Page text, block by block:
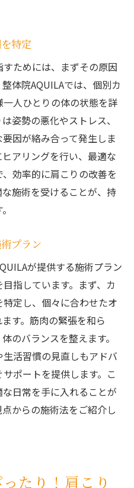
特定
ためには、まずその原因
体院AQUILAでは、個別カ
人ひとりの体の状態を詳
姿勢の悪化やストレス、
因が絡み合って発生しま
アリングを行い、最適な
効率的に肩こりの改善を
施術を受けることが、持
プラン
が提供する施術プラン
指しています。まず、カ
定し、個々に合わせたオ
す。筋肉の緊張を和ら
のバランスを整えます。
活習慣の見直しもアドバ
ポートを提供します。こ
日常を手に入れることが
からの施術法をご紹介し
たり！肩こり